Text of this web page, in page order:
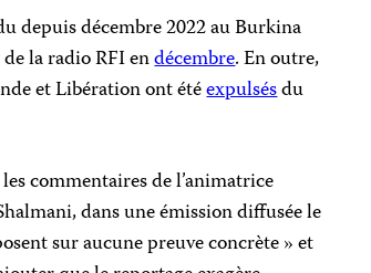
depuis décembre 2022 au Burkina
la radio RFI endécembre. En outre,
et Libération ont étéexpulsésdu
commentaires de l’animatrice
dans une émission diffusée le
sur aucune preuve concrète » et